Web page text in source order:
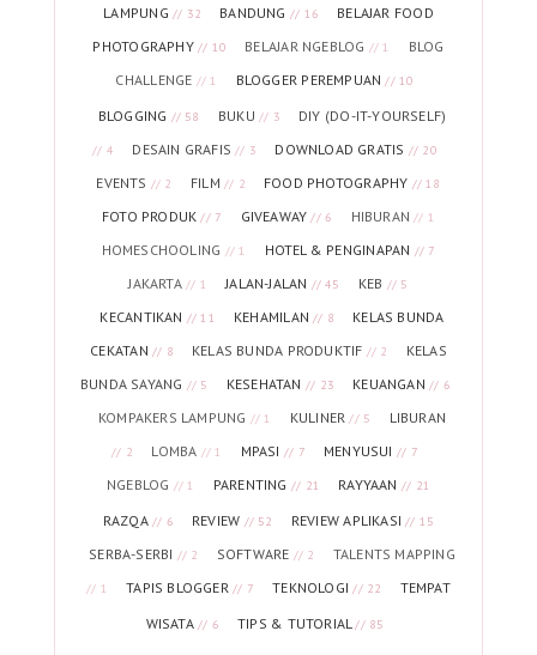
LAMPUNG // 32 BANDUNG // 16
BELAJAR FOOD
PHOTOGRAPHY // 10 BELAJAR NGEBLOG // 1
BLOG
CHALLENGE // 1 BLOGGER PEREMPUAN// 10
BLOGGING // 58 BUKU // 3 DIY (DO-IT-YOURSELF)
// 4 DESAIN GRAFIS// 3 DOWNLOAD GRATIS // 20
EVENTS // 2 FILM // 2 FOOD PHOTOGRAPHY // 18
FOTO PRODUK// 7 GIVEAWAY// 6 HIBURAN// 1
HOMESCHOOLING // 1 HOTEL & PENGINAPAN // 7
JAKARTA// 1 JALAN-JALAN // 45 KEB // 5
KECANTIKAN // 11 KEHAMILAN// 8
KELAS BUNDA
CEKATAN // 8 KELAS BUNDA PRODUKTIF // 2
KELAS
BUNDA SAYANG // 5 KESEHATAN // 23 KEUANGAN// 6
KOMPAKERS LAMPUNG // 1 KULINER// 5 LIBURAN
// 2 LOMBA // 1 MPASI // 7 MENYUSUI // 7
NGEBLOG // 1 PARENTING // 21 RAYYAAN // 21
RAZQA // 6 REVIEW // 52 REVIEW APLIKASI// 15
SERBA-SERBI // 2 SOFTWARE // 2 TALENTS MAPPING
// 1 TAPIS BLOGGER// 7 TEKNOLOGI// 22
TEMPAT
WISATA // 6 TIPS & TUTORIAL// 85